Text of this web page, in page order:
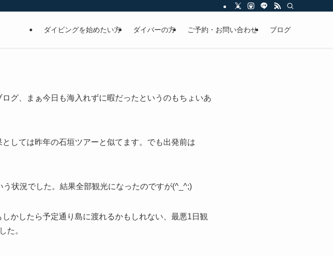
ダイビングを始めたい方 ダイバーの方 ご予約・お問い合わせ ブログ
グ、まぁ今日も海入れずに暇だったというのもちょいあ
しては昨年の石垣ツアーと似てます。でも出発前は
状況でした。結果全部観光になったのですが(^_^;)
かしたら予定通り島に渡れるかもしれない、最悪1日観
た。